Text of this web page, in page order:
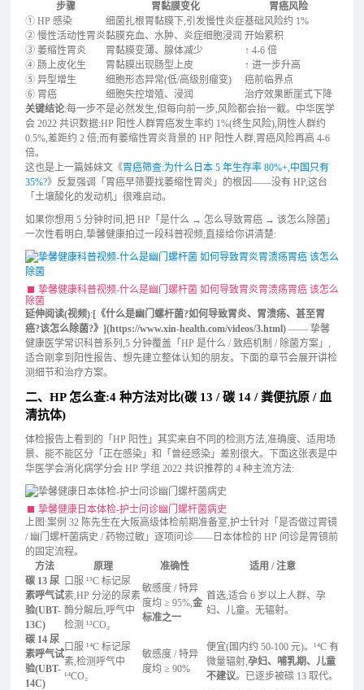
步骤
胃黏膜变化
胃癌风险
① HP 感染
细菌扎根胃黏膜下,引发慢性炎症基础风险约 1%
② 慢性活动性胃炎黏膜充血、水肿、炎症细胞浸润 开始累积
③ 萎缩性胃炎
胃黏膜变薄、腺体减少
↑ 4-6 倍
④ 肠上皮化生
胃黏膜出现肠型上皮
↑ 进一步升高
⑤ 异型增生
细胞形态异常(低/高级别瘤变)
癌前临界点
⑥ 胃癌
细胞失控增殖、浸润
治疗效果断崖式下降
关键结论:每一步不是必然发生,但每向前一步,风险都会抬一截。中华医学
会 2022 共识数据:HP 阳性人群胃癌发生率约 1%(终生风险),阴性人群约
0.5%,差距约 2 倍;而有萎缩性胃炎背景的 HP 阳性人群,胃癌风险再高 4-6
倍。
这也是上一篇姊妹文《胃癌筛查:为什么日本 5 年生存率 80%+,中国只有
35%?》反复强调「胃癌早筛要找萎缩性胃炎」的根因——没有 HP,这台
「土壤酸化的发动机」很难启动。
如果你想用 5 分钟时间,把 HP「是什么 → 怎么导致胃癌 → 该怎么除菌」
一次性看明白,挚馨健康拍过一段科普视频,直接给你讲清楚:
挚馨健康科普视频-什么是幽门螺杆菌 如何导致胃炎胃溃疡胃癌 该怎么
除菌
延伸阅读(视频):[《什么是幽门螺杆菌?如何导致胃炎、胃溃疡、甚至胃
癌?该怎么除菌?》](https://www.xin-health.com/videos/3.html) —— 挚馨
健康医学常识科普系列,5 分钟覆盖「HP 是什么 / 致癌机制 / 除菌方案」,
适合刚拿到阳性报告、想先建立整体认知的朋友。下面的章节会展开讲检
测细节和治疗方案。
二、HP 怎么查:4 种方法对比(碳 13 / 碳 14 / 粪便抗原 / 血
清抗体)
体检报告上看到的「HP 阳性」其实来自不同的检测方法,准确度、适用场
景、能不能区分「正在感染」和「曾经感染」差别很大。下面这张表是中
华医学会消化病学分会 HP 学组 2022 共识推荐的 4 种主流方法:
挚馨健康日本体检-护士问诊幽门螺杆菌病史
上图:案例 32 陈先生在大阪高级体检前期准备室,护士针对「是否做过胃镜
/ 幽门螺杆菌病史 / 药物过敏」逐项问诊——日本体检的 HP 问诊是胃镜前
的固定流程。
方法
原理 准确性
适用 / 注意
碳 13 尿
素呼气试
验(UBT-
13C)
口服 ¹³C 标记尿
素,HP 分泌的尿素
酶分解后,呼气中
检测 ¹³CO₂
敏感度 / 特异
度均 ≥ 95%,金
标准之一
首选,适合 6 岁以上人群、孕
妇、儿童。无辐射。
碳 14 尿
素呼气试
验(UBT-
14C)
口服 ¹⁴C 标记尿
素,检测呼气中
¹⁴CO₂
敏感度 / 特异
度均 ≥ 90%
便宜(国内约 50-100 元)。¹⁴C 有
微量辐射,孕妇、哺乳期、儿童
不建议。已逐步被碳 13 取代。